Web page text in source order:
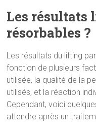
Les
résorbables ?
Les résultats du lifting
fonction de plusieurs
utilisée, la qualité de la
utilisés, et la réaction
Cependant, voici
attendre après un